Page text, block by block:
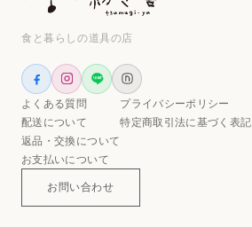
食と暮らしの道具の店
よくある質問
配送について
返品・交換について
お支払いについて
プライバシーポリシー
特定商取引法に基づく表記
お問い合わせ